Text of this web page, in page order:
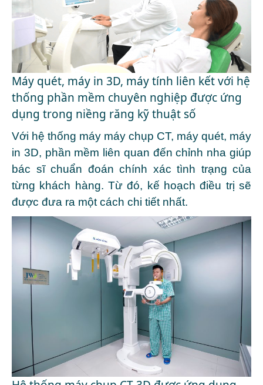
Máy quét, máy in 3D, máy tính liên kết với hệ
thống phần mềm chuyên nghiệp được ứng
dụng trong niềng răng kỹ thuật số
Với hệ thống máy máy chụp CT, máy quét, máy
in 3D, phần mềm liên quan đến chỉnh nha giúp
bác sĩ chuẩn đoán chính xác tình trạng của
từng khách hàng. Từ đó, kế hoạch điều trị sẽ
được đưa ra một cách chi tiết nhất.